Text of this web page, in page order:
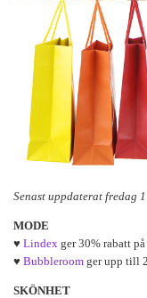
Senast uppdaterat fredag
MODE
♥ Lindex ger 30% rabatt
♥ Bubbleroom ger upp till
SKÖNHET